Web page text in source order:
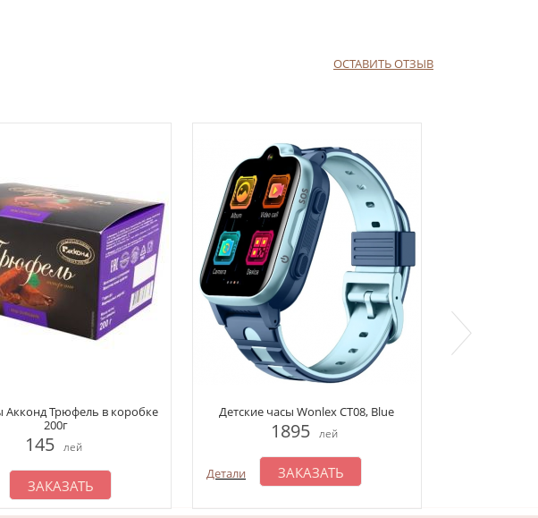
ОСТАВИТЬ ОТЗЫВ
Акконд Трюфель в коробке
200г
145 лей
ЗАКАЗАТЬ
Детские часы Wonlex CT08, Blue
1895 лей
Детали ЗАКАЗАТЬ